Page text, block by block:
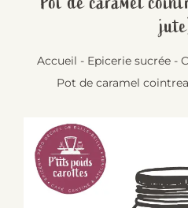
Accueil - Epicerie sucrée -
Pot de caramel